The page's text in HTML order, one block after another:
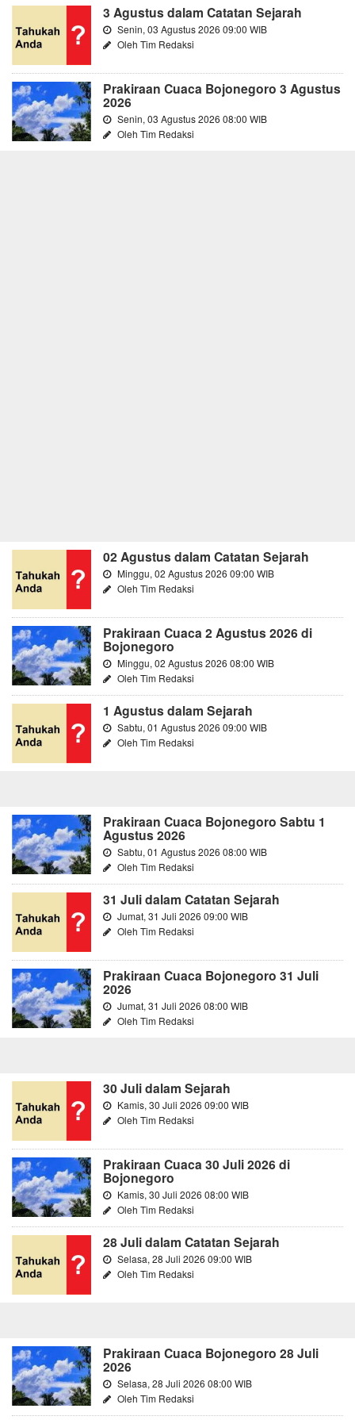
3 Agustus dalam Catatan Sejarah
Senin, 03 Agustus 2026 09:00 WIB
Oleh Tim Redaksi
Prakiraan Cuaca Bojonegoro 3 Agustus
2026
Senin, 03 Agustus 2026 08:00 WIB
Oleh Tim Redaksi
02 Agustus dalam Catatan Sejarah
Minggu, 02 Agustus 2026 09:00 WIB
Oleh Tim Redaksi
Prakiraan Cuaca 2 Agustus 2026 di
Bojonegoro
Minggu, 02 Agustus 2026 08:00 WIB
Oleh Tim Redaksi
1 Agustus dalam Sejarah
Sabtu, 01 Agustus 2026 09:00 WIB
Oleh Tim Redaksi
Prakiraan Cuaca Bojonegoro Sabtu 1
Agustus 2026
Sabtu, 01 Agustus 2026 08:00 WIB
Oleh Tim Redaksi
31 Juli dalam Catatan Sejarah
Jumat, 31 Juli 2026 09:00 WIB
Oleh Tim Redaksi
Prakiraan Cuaca Bojonegoro 31 Juli
2026
Jumat, 31 Juli 2026 08:00 WIB
Oleh Tim Redaksi
30 Juli dalam Sejarah
Kamis, 30 Juli 2026 09:00 WIB
Oleh Tim Redaksi
Prakiraan Cuaca 30 Juli 2026 di
Bojonegoro
Kamis, 30 Juli 2026 08:00 WIB
Oleh Tim Redaksi
28 Juli dalam Catatan Sejarah
Selasa, 28 Juli 2026 09:00 WIB
Oleh Tim Redaksi
Prakiraan Cuaca Bojonegoro 28 Juli
2026
Selasa, 28 Juli 2026 08:00 WIB
Oleh Tim Redaksi